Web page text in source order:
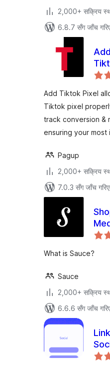
2,000+ सक्रिय
6.8.7 सँग जाँच
Add Tiktok Pixel
Tiktok pixel
track conversion &
ensuring your most
Pagup
2,000+ सक्रिय
7.0.3 सँग जाँच
What is Sauce?
Sauce
2,000+ सक्रिय
6.6.6 सँग जाँच